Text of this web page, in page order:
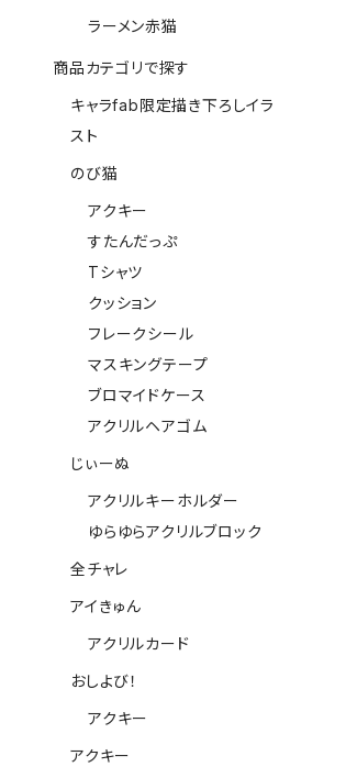
ラーメン赤猫
商品カテゴリで探す
キャラfab限定描き下ろしイラ
スト
のび猫
アクキー
すたんだっぷ
Tシャツ
クッション
フレークシール
マスキングテープ
ブロマイドケース
アクリルヘアゴム
じぃーぬ
アクリルキーホルダー
ゆらゆらアクリルブロック
全チャレ
アイきゅん
アクリルカード
おしよび！
アクキー
アクキー